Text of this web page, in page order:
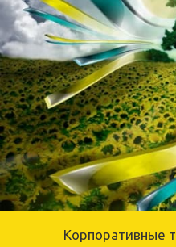
Корпоративные